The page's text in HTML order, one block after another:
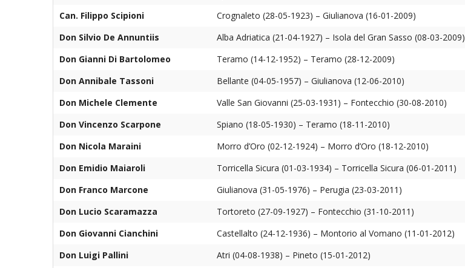
PASTORALE GIOVANILE
LAICATO
PROBLEMI SOCIALI E LAVORO
UFFICIO PER I PELLEGRINAGGI
UFFICIO PER LO SPORT
UFFICIO TURISMO E TEMPO LIBERO
TRIBUNALE ECCLESIASTICO DIOCESANO APRUTINO
UNITALSI
Can. Filippo Scipioni
Crognaleto (28-05-1923) – Giulianova (16-01-2009)
Don Silvio De Annuntiis
Alba Adriatica (21-04-1927) – Isola del Gran Sasso (08-03-2009)
Don Gianni Di Bartolomeo
Teramo (14-12-1952) – Teramo (28-12-2009)
Don Annibale Tassoni
Bellante (04-05-1957) – Giulianova (12-06-2010)
Don Michele Clemente
Valle San Giovanni (25-03-1931) – Fontecchio (30-08-2010)
Don Vincenzo Scarpone
Spiano (18-05-1930) – Teramo (18-11-2010)
Don Nicola Maraini
Morro d’Oro (02-12-1924) – Morro d’Oro (18-12-2010)
Don Emidio Maiaroli
Torricella Sicura (01-03-1934) – Torricella Sicura (06-01-2011)
Don Franco Marcone
Giulianova (31-05-1976) – Perugia (23-03-2011)
Don Lucio Scaramazza
Tortoreto (27-09-1927) – Fontecchio (31-10-2011)
Don Giovanni Cianchini
Castellalto (24-12-1936) – Montorio al Vomano (11-01-2012)
Don Luigi Pallini
Atri (04-08-1938) – Pineto (15-01-2012)